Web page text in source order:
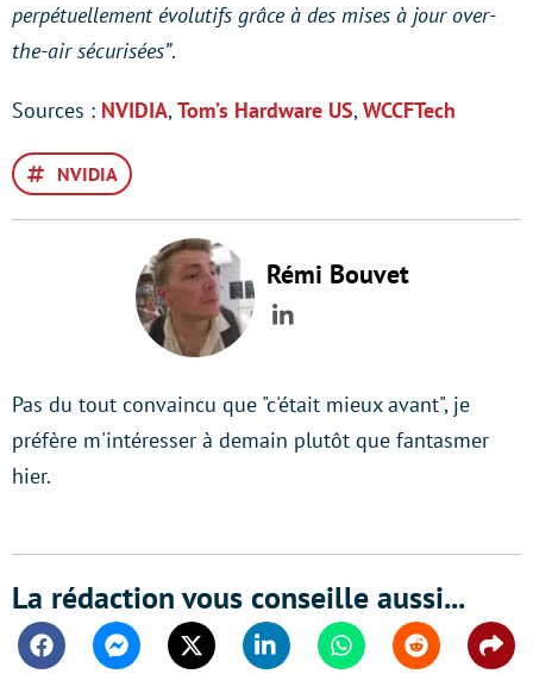
perpétuellement évolutifs grâce à des mises à jour over-
the-air sécurisées”.
Sources : NVIDIA,Tom’s Hardware US,WCCFTech
NVIDIA
Rémi Bouvet
LinkedIn
Pas du tout convaincu que "c'était mieux avant", je
préfère m'intéresser à demain plutôt que fantasmer
hier.
La rédaction vous conseille aussi...
FacebookMessengerTwitter Linkedin WhatsappReddit